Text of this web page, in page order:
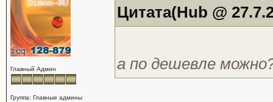
Главный Админ
Группа: Главные админы
Цитата(Hub @
а по дешевле